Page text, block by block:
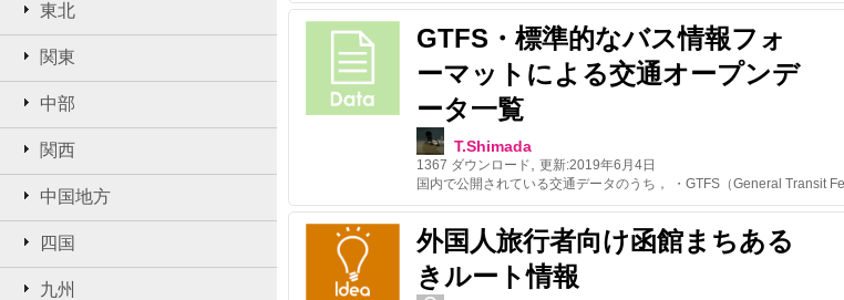
東北
関東
中部
関西
中国地方
四国
九州
GTFS・標準的なバス情報フォ
ーマットによる交通オープンデ
ータ一覧
T.Shimada
1367 ダウンロード 更新:2019年6月4日
外国人旅行者向け函館まちある
きルート情報